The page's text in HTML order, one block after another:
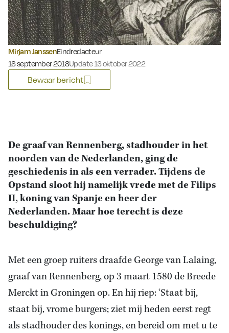
Mirjam JanssenEindredacteur
Gepubliceerd op:
18 september 2018Update 13 oktober 2022
Bewaar bericht
De graaf van Rennenberg, stadhouder in het
noorden van de Nederlanden, ging de
geschiedenis in als een verrader. Tijdens de
Opstand sloot hij namelijk vrede met de Filips
II, koning van Spanje en heer der
Nederlanden. Maar hoe terecht is deze
beschuldiging?
Met een groep ruiters draafde George van Lalaing,
graaf van Rennenberg, op 3 maart 1580 de Breede
Merckt in Groningen op. En hij riep: ‘Staat bij,
staat bij, vrome burgers; ziet mij heden eerst regt
als stadhouder des konings, en bereid om met u te